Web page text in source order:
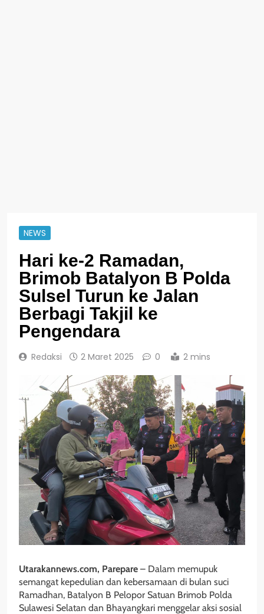
NEWS
Hari ke-2 Ramadan,
Brimob Batalyon B Polda
Sulsel Turun ke Jalan
Berbagi Takjil ke
Pengendara
Redaksi 2 Maret 2025 0 2 mins
Utarakannews.com, Parepare – Dalam memupuk
semangat kepedulian dan kebersamaan di bulan suci
Ramadhan, Batalyon B Pelopor Satuan Brimob Polda
Sulawesi Selatan dan Bhayangkari menggelar aksi sosial